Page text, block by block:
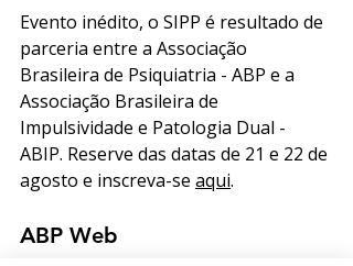
Evento inédito, o SIPP é resultado de
parceria entre a Associação
Brasileira de Psiquiatria - ABP e a
Associação Brasileira de
Impulsividade e Patologia Dual -
ABIP. Reserve das datas de 21 e 22 de
agosto e inscreva-se aqui.
ABP Web